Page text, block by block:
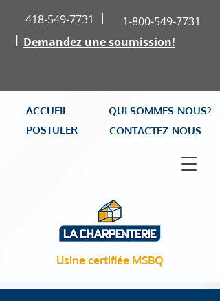
418-549-7731
1-800-549-7731
| Demandez une soumission!
|
ACCUEIL
POSTULER
QUI SOMMES-NOUS?
CONTACTEZ-NOUS
Usine certifiée MSBQ